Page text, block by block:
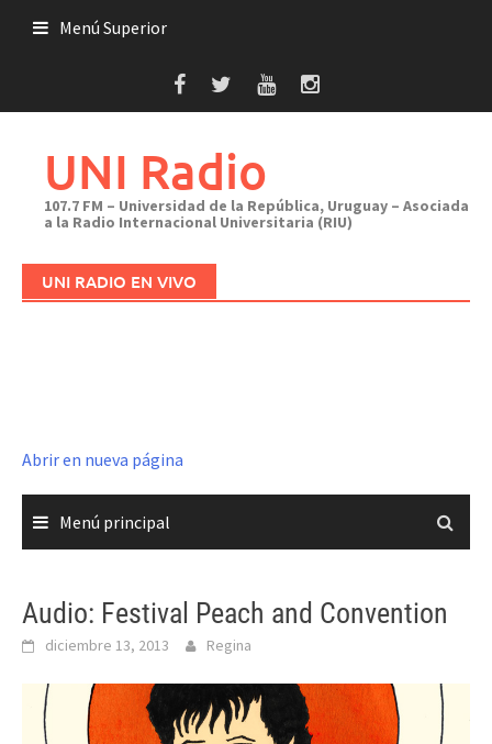
Menú Superior
UNI Radio
107.7 FM – Universidad de la República, Uruguay – Asociada
a la Radio Internacional Universitaria (RIU)
UNI RADIO EN VIVO
Abrir en nueva página
Menú principal
Audio: Festival Peach and Convention
diciembre 13, 2013 Regina